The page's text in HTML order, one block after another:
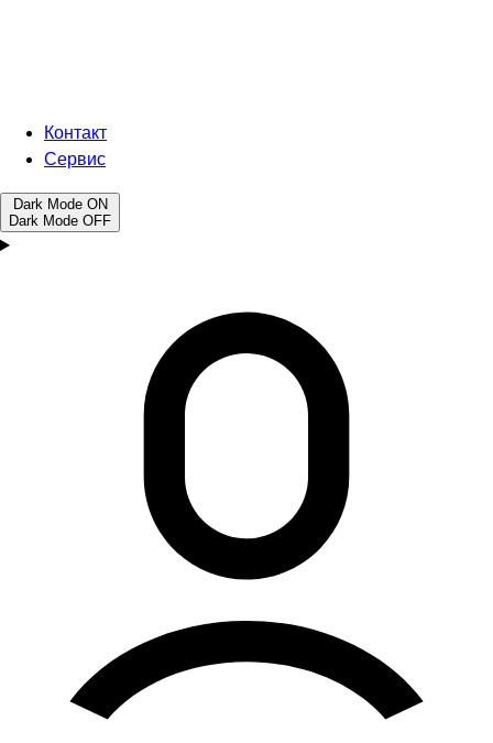
Контакт
Сервис
Dark Mode ON
Dark Mode OFF